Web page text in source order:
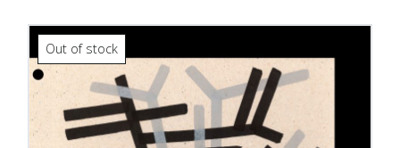
Out of stock